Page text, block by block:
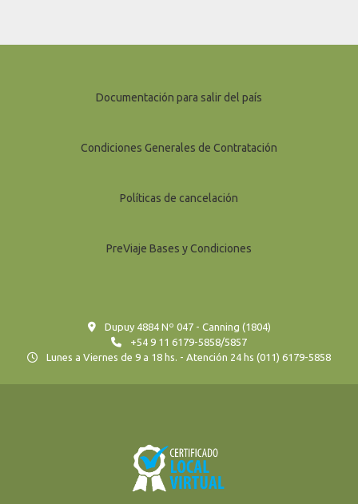
Documentación para salir del país
Condiciones Generales de Contratación
Políticas de cancelación
PreViaje Bases y Condiciones
Dupuy 4884 Nº 047 - Canning (1804)
+54 9 11 6179-5858/5857
Lunes a Viernes de 9 a 18 hs. - Atención 24 hs (011) 6179-5858